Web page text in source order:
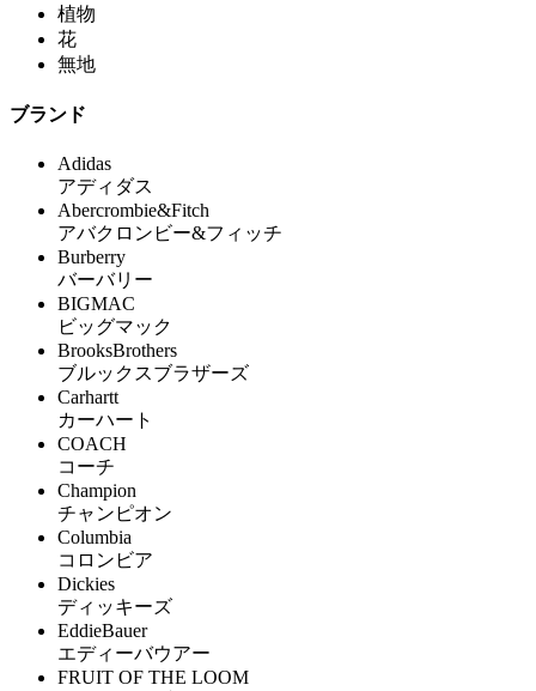
植物
花
無地
ブランド
Adidas
アディダス
Abercrombie&Fitch
アバクロンビー&フィッチ
Burberry
バーバリー
BIGMAC
ビッグマック
BrooksBrothers
ブルックスブラザーズ
Carhartt
カーハート
COACH
コーチ
Champion
チャンピオン
Columbia
コロンビア
Dickies
ディッキーズ
EddieBauer
エディーバウアー
FRUIT OF THE LOOM